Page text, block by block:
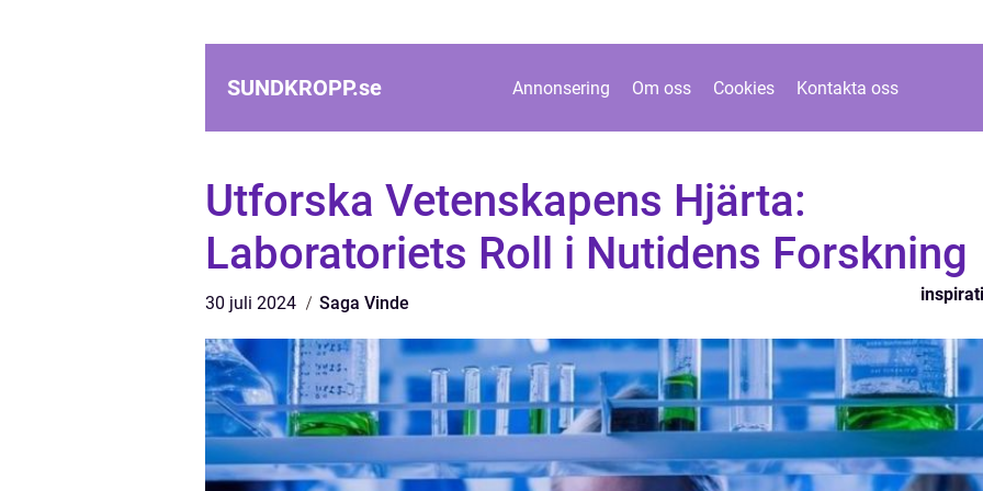
SUNDKROPP.se Annonsering Om oss Cookies Kontakta oss
Utforska Vetenskapens Hjärta:
Laboratoriets Roll i Nutidens Forskning
30 juli 2024 Saga Vinde